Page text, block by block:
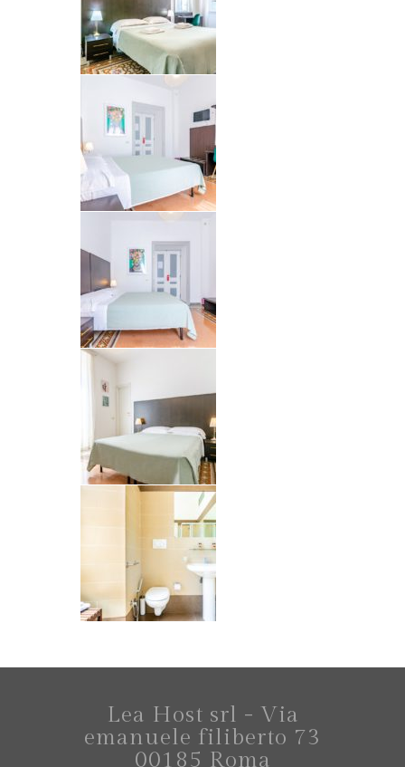
Lea Host srl - Via
emanuele filiberto 73
00185 Roma